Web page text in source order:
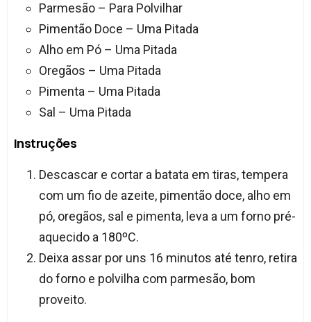
Parmesão – Para Polvilhar
Pimentão Doce – Uma Pitada
Alho em Pó – Uma Pitada
Oregãos – Uma Pitada
Pimenta – Uma Pitada
Sal – Uma Pitada
Instruções
Descascar e cortar a batata em tiras, tempera
com um fio de azeite, pimentão doce, alho em
pó, oregãos, sal e pimenta, leva a um forno pré-
aquecido a 180ºC.
Deixa assar por uns 16 minutos até tenro, retira
do forno e polvilha com parmesão, bom
proveito.